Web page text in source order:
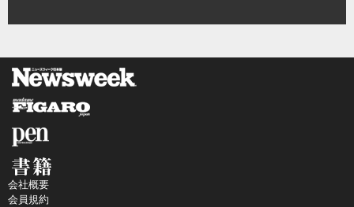
会社概要
会員規約